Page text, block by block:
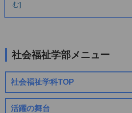
む]
社会福祉学部メニュー
社会福祉学科TOP
活躍の舞台